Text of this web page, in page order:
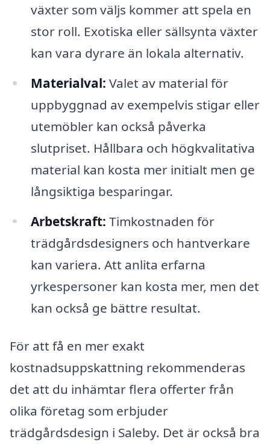
växter som väljs kommer att spela en
stor roll. Exotiska eller sällsynta växter
kan vara dyrare än lokala alternativ.
Materialval: Valet av material för
uppbyggnad av exempelvis stigar eller
utemöbler kan också påverka
slutpriset. Hållbara och högkvalitativa
material kan kosta mer initialt men ge
långsiktiga besparingar.
Arbetskraft: Timkostnaden för
trädgårdsdesigners och hantverkare
kan variera. Att anlita erfarna
yrkespersoner kan kosta mer, men det
kan också ge bättre resultat.
För att få en mer exakt
kostnadsuppskattning rekommenderas
det att du inhämtar flera offerter från
olika företag som erbjuder
trädgårdsdesign i Saleby. Det är också bra